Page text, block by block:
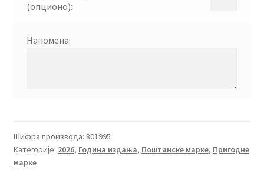
(опционо):
Напомена:
Шифра производа: 801995
Категорије: 2026, Година издања, Поштанске марке, Пригодне
марке